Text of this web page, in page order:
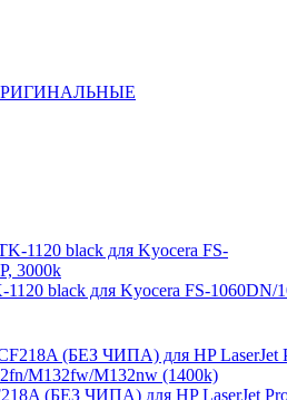
black для Kyocera FS-1060DN/
(БЕЗ ЧИПА) для HP LaserJet